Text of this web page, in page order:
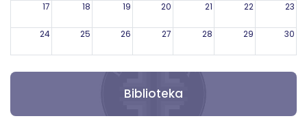
17 18 19 20 21 22 23
24 25 26 27 28 29 30
Biblioteka